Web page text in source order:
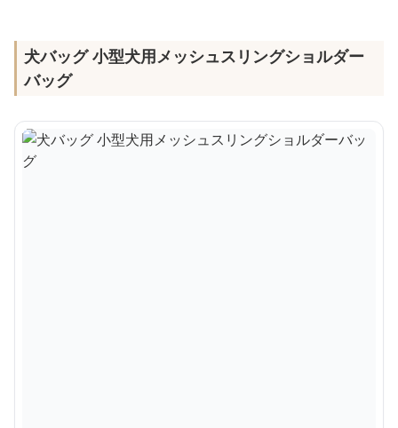
犬バッグ 小型犬用メッシュスリングショルダー
バッグ